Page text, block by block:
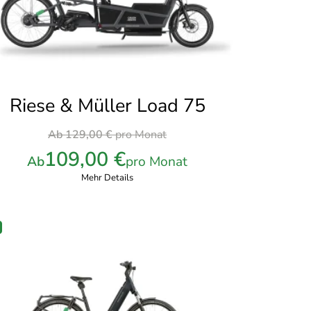
Riese & Müller Load 75
Ab129,00€pro Monat
Ursprünglicher
Preis
war:
129,00 €
Ab109,00€pro Monat
Mehr Details